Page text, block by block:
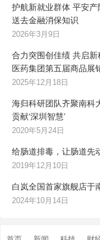
护航新就业群体 平安
送去金融消保知识
2026年3月9日
合力突围创佳绩 共启
医药集团第五届商品展
2025年12月18日
海归科研团队齐聚南科
贡献‘深圳智慧’
2020年5月24日
给肠道排毒，让肠道先
2019年12月10日
白岚全国首家旗舰店于
2024年10月14日